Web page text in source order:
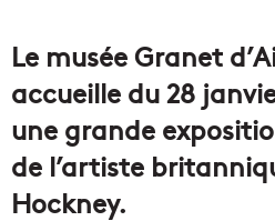
Le musée Granet
accueille du 28
une grande
de l’artiste
Hockney.